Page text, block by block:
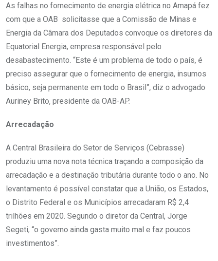
As falhas no fornecimento de energia elétrica no Amapá fez
com que a OAB solicitasse que a Comissão de Minas e
Energia da Câmara dos Deputados convoque os diretores da
Equatorial Energia, empresa responsável pelo
desabastecimento. “Este é um problema de todo o país, é
preciso assegurar que o fornecimento de energia, insumos
básico, seja permanente em todo o Brasil”, diz o advogado
Auriney Brito, presidente da OAB-AP.
Arrecadação
A Central Brasileira do Setor de Serviços (Cebrasse)
produziu uma nova nota técnica traçando a composição da
arrecadação e a destinação tributária durante todo o ano. No
levantamento é possível constatar que a União, os Estados,
o Distrito Federal e os Municípios arrecadaram R$ 2,4
trilhões em 2020. Segundo o diretor da Central, Jorge
Segeti, “o governo ainda gasta muito mal e faz poucos
investimentos”.